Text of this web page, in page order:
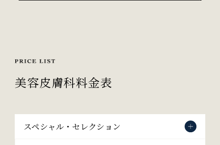
美容皮膚科料金表
スペシャル セレクション